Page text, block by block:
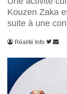
Kouzen Zaka
suite à une
Réalité Info